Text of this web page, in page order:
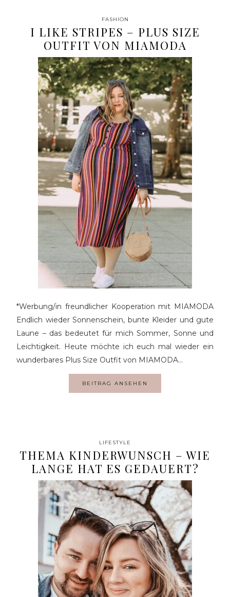
FASHION
I LIKE STRIPES – PLUS SIZE
OUTFIT VON MIAMODA
*Werbung/in freundlicher Kooperation mit MIAMODA
Endlich wieder Sonnenschein, bunte Kleider und gute
Laune – das bedeutet für mich Sommer, Sonne und
Leichtigkeit. Heute möchte ich euch mal wieder ein
wunderbares Plus Size Outfit von MIAMODA…
BEITRAG ANSEHEN
LIFESTYLE
THEMA KINDERWUNSCH – WIE
LANGE HAT ES GEDAUERT?